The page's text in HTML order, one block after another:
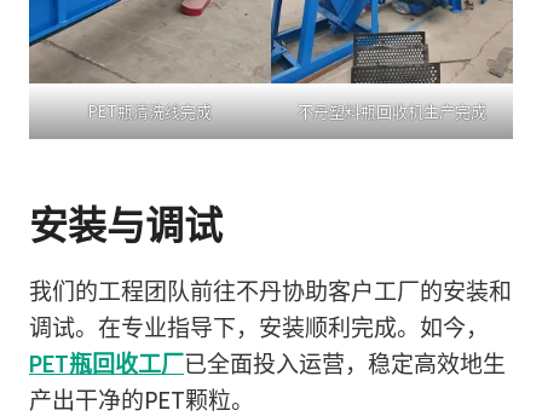
PET瓶清洗线完成 不丹塑料瓶回收机生产完成
安装与调试
我们的工程团队前往不丹协助客户工厂的安装和
调试。在专业指导下，安装顺利完成。如今，
PET瓶回收工厂已全面投入运营，稳定高效地生
产出干净的PET颗粒。